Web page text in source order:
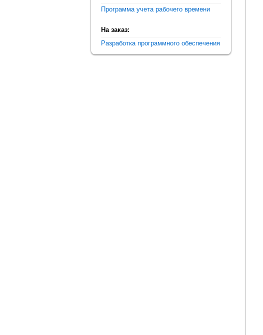
Программа учета рабочего времени
На заказ:
Разработка программного обеспечения